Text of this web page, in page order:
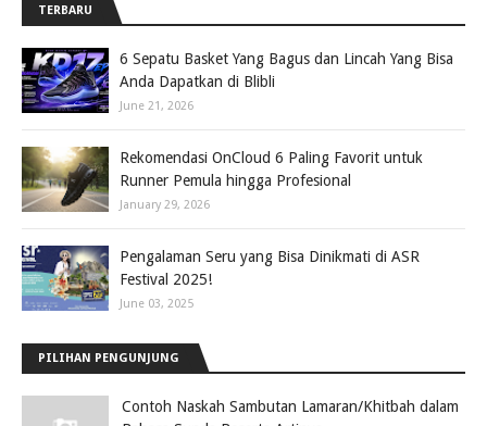
TERBARU
6 Sepatu Basket Yang Bagus dan Lincah Yang Bisa
Anda Dapatkan di Blibli
June 21, 2026
Rekomendasi OnCloud 6 Paling Favorit untuk
Runner Pemula hingga Profesional
January 29, 2026
Pengalaman Seru yang Bisa Dinikmati di ASR
Festival 2025!
June 03, 2025
PILIHAN PENGUNJUNG
Contoh Naskah Sambutan Lamaran/Khitbah dalam